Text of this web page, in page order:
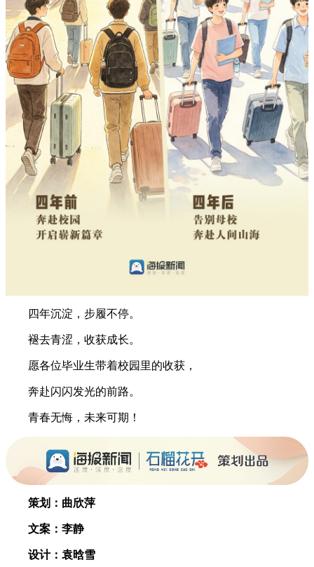
四年沉淀，步履不停。
褪去青涩，收获成长。
愿各位毕业生带着校园里的收获，
奔赴闪闪发光的前路。
青春无悔，未来可期！
策划：曲欣萍
文案：李静
设计：袁晗雪